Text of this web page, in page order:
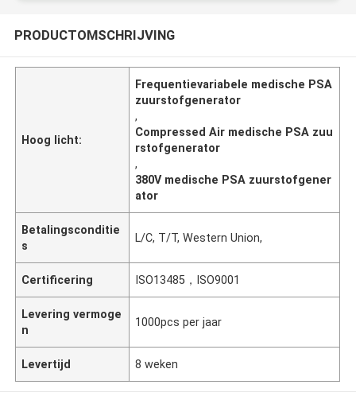
PRODUCTOMSCHRIJVING
Hoog licht:
Frequentievariabele medische PSA
zuurstofgenerator
,
Compressed Air medische PSA zuu
rstofgenerator
,
380V medische PSA zuurstofgener
ator
Betalingsconditie
s
L/C, T/T, Western Union,
Certificering ISO13485，ISO9001
Levering vermoge
n
1000pcs per jaar
Levertijd 8 weken